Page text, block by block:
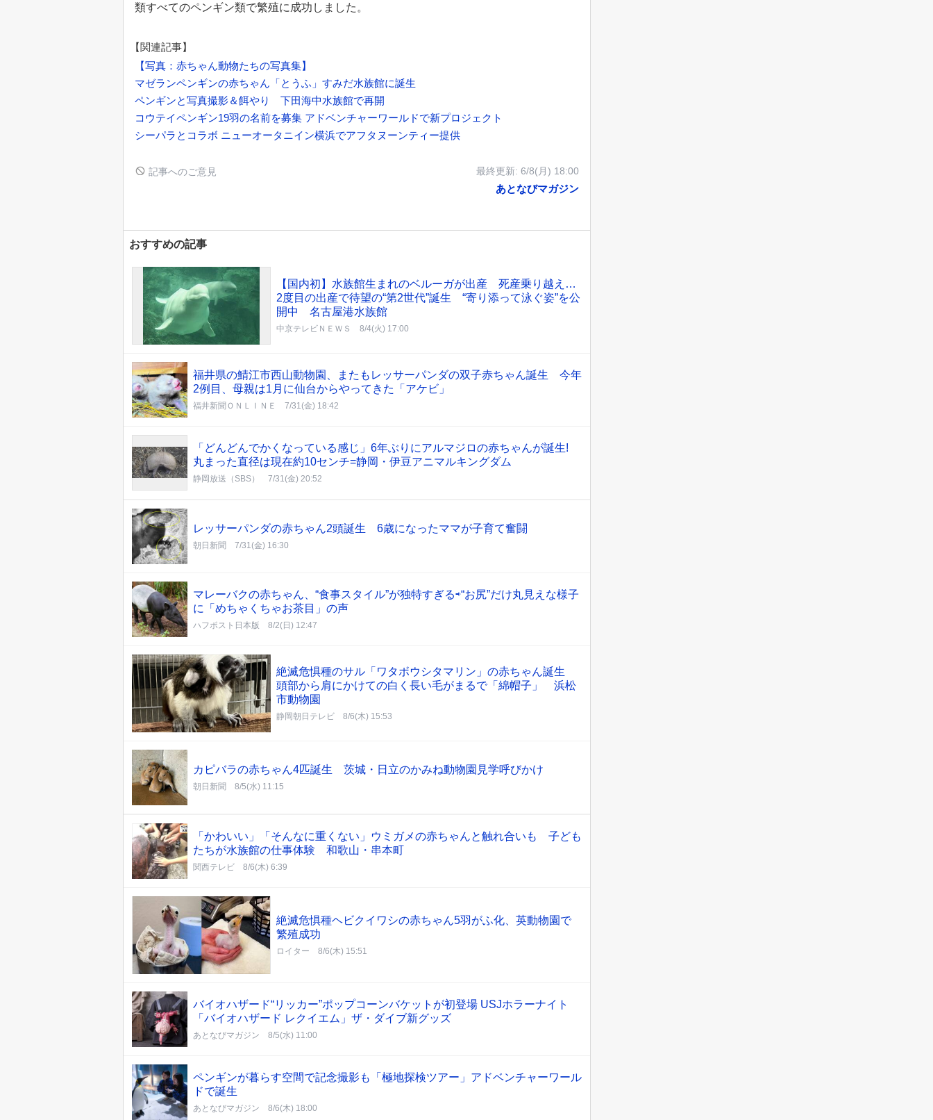
類すべてのペンギン類で繁殖に成功しました。
【関連記事】
【写真：赤ちゃん動物たちの写真集】
マゼランペンギンの赤ちゃん「とうふ」すみだ水族館に誕生
ペンギンと写真撮影＆餌やり 下田海中水族館で再開
コウテイペンギン19羽の名前を募集 アドベンチャーワールドで新プロジェクト
シーパラとコラボ ニューオータニイン横浜でアフタヌーンティー提供
記事へのご意見 最終更新: 6/8(月) 18:00
あとなびマガジン
おすすめの記事
【国内初】水族館生まれのベルーガが出産 死産乗り越え…
2度目の出産で待望の“第2世代”誕生 “寄り添って泳ぐ姿”を公
開中 名古屋港水族館
中京テレビＮＥＷＳ 8/4(火) 17:00
福井県の鯖江市西山動物園、またもレッサーパンダの双子赤ちゃん誕生 今年
2例目、母親は1月に仙台からやってきた「アケビ」
福井新聞ＯＮＬＩＮＥ 7/31(金) 18:42
「どんどんでかくなっている感じ」6年ぶりにアルマジロの赤ちゃんが誕生!
丸まった直径は現在約10センチ=静岡・伊豆アニマルキングダム
静岡放送（SBS） 7/31(金) 20:52
レッサーパンダの赤ちゃん2頭誕生 6歳になったママが子育て奮闘
朝日新聞 7/31(金) 16:30
マレーバクの赤ちゃん、“食事スタイル”が独特すぎる⇨“お尻”だけ丸見えな様子
に「めちゃくちゃお茶目」の声
ハフポスト日本版 8/2(日) 12:47
絶滅危惧種のサル「ワタボウシタマリン」の赤ちゃん誕生
頭部から肩にかけての白く長い毛がまるで「綿帽子」 浜松
市動物園
静岡朝日テレビ 8/6(木) 15:53
カピバラの赤ちゃん4匹誕生 茨城・日立のかみね動物園見学呼びかけ
朝日新聞 8/5(水) 11:15
「かわいい」「そんなに重くない」ウミガメの赤ちゃんと触れ合いも 子ども
たちが水族館の仕事体験 和歌山・串本町
関西テレビ 8/6(木) 6:39
絶滅危惧種ヘビクイワシの赤ちゃん5羽がふ化、英動物園で
繁殖成功
ロイター 8/6(木) 15:51
バイオハザード“リッカー”ポップコーンバケットが初登場 USJホラーナイト
「バイオハザード レクイエム」ザ・ダイブ新グッズ
あとなびマガジン 8/5(水) 11:00
ペンギンが暮らす空間で記念撮影も「極地探検ツアー」アドベンチャーワール
ドで誕生
あとなびマガジン 8/6(木) 18:00